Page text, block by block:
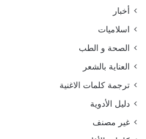
أخبار
اسلاميات
الصحة و الطب
العناية بالشعر
ترجمة كلمات الاغنية
دليل الأدوية
غير مصنف